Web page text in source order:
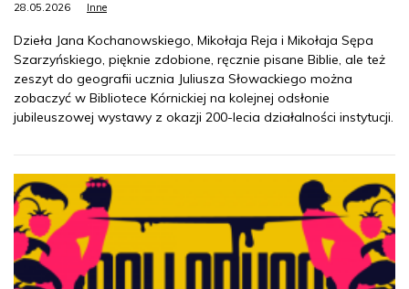
28.05.2026 Inne
Dzieła Jana Kochanowskiego, Mikołaja Reja i Mikołaja Sępa
Szarzyńskiego, pięknie zdobione, ręcznie pisane Biblie, ale też
zeszyt do geografii ucznia Juliusza Słowackiego można
zobaczyć w Bibliotece Kórnickiej na kolejnej odsłonie
jubileuszowej wystawy z okazji 200-lecia działalności instytucji.